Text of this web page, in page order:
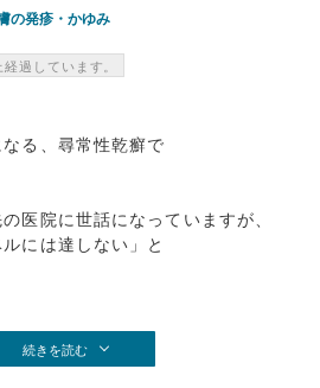
の発疹・かゆみ
過しています。
る、尋常性乾癬で
医院に世話になっていますが、
には達しない」と
続きを読む